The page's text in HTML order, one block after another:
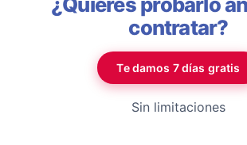
contratar?
Te damos 7 días gratis
Sin limitaciones